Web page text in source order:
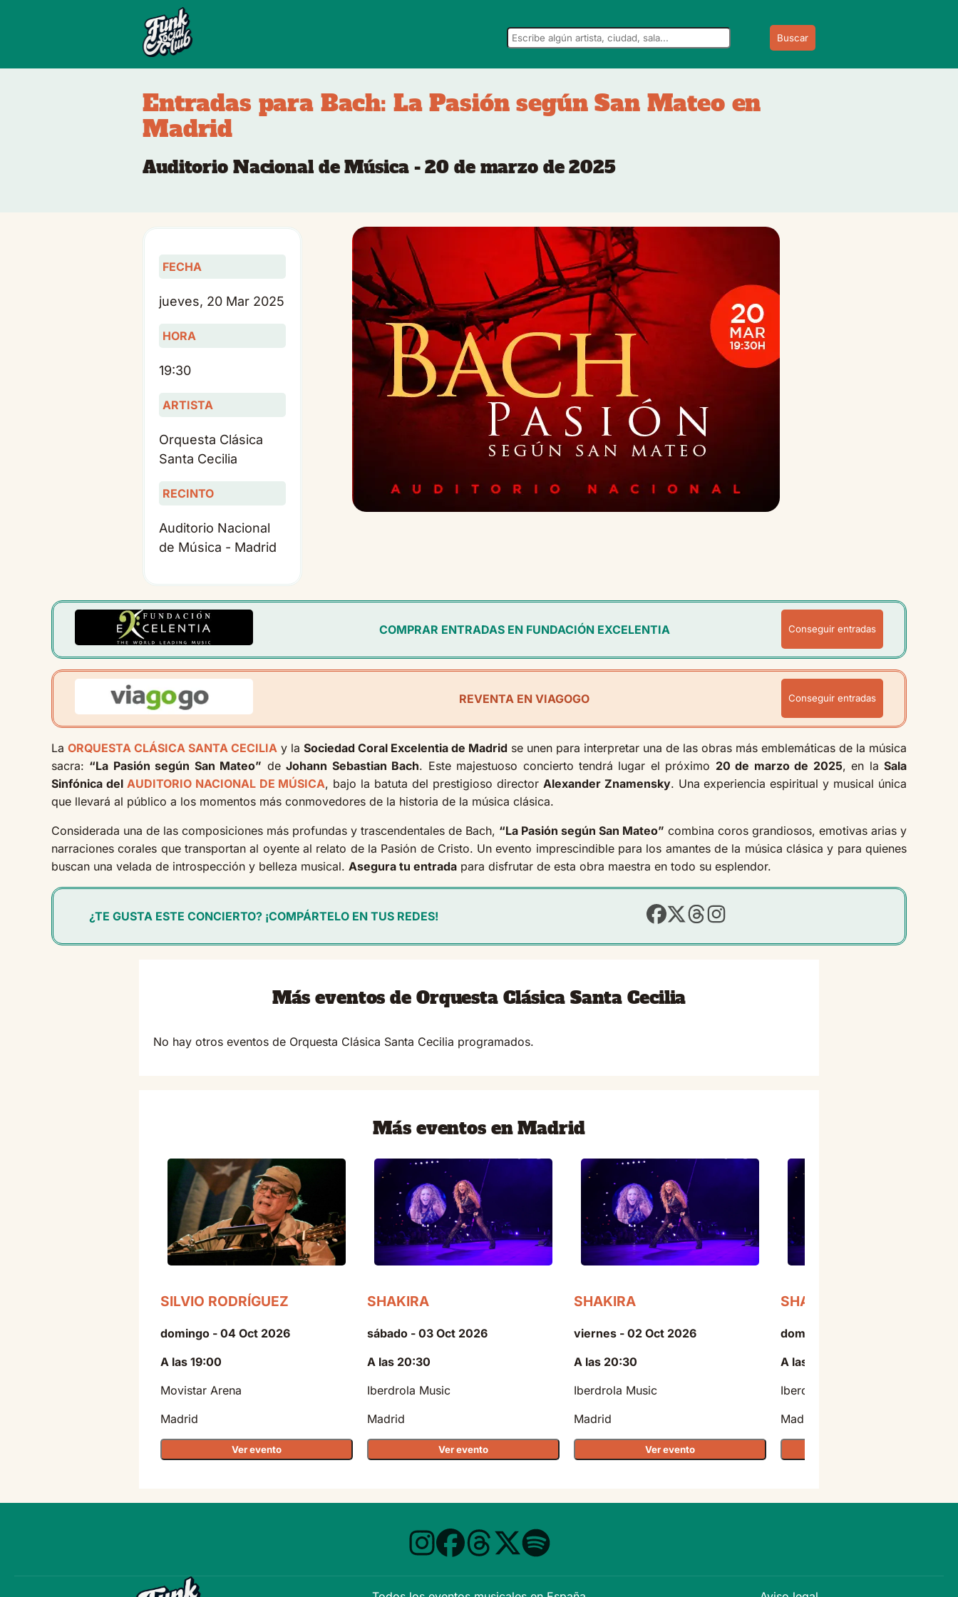
Buscar
Entradas para Bach: La Pasión según San Mateo en
Madrid
Auditorio Nacional de Música - 20 de marzo de 2025
FECHA
jueves, 20 Mar 2025
HORA
19:30
ARTISTA
Orquesta Clásica
Santa Cecilia
RECINTO
Auditorio Nacional
de Música - Madrid
COMPRAR ENTRADAS EN FUNDACIÓN EXCELENTIA Conseguir entradas
REVENTA EN VIAGOGO Conseguir entradas
La ORQUESTA CLÁSICA SANTA CECILIA y la Sociedad Coral Excelentia de Madrid se unen para interpretar una de las obras más emblemáticas de la música
sacra: “La Pasión según San Mateo” deJohann Sebastian Bach. Este majestuoso concierto tendrá lugar el próximo 20 de marzo de 2025, en laSala
Sinfónica del AUDITORIO NACIONAL DE MÚSICA, bajo la batuta del prestigioso director Alexander Znamensky. Una experiencia espiritual y musical única
que llevará al público a los momentos más conmovedores de la historia de la música clásica.
Considerada una de las composiciones más profundas y trascendentales de Bach, “La Pasión según San Mateo” combina coros grandiosos, emotivas arias y
narraciones corales que transportan al oyente al relato de la Pasión de Cristo. Un evento imprescindible para los amantes de la música clásica y para quienes
buscan una velada de introspección y belleza musical. Asegura tu entrada para disfrutar de esta obra maestra en todo su esplendor.
¿TE GUSTA ESTE CONCIERTO? ¡COMPÁRTELO EN TUS REDES!
Más eventos de Orquesta Clásica Santa Cecilia
No hay otros eventos de Orquesta Clásica Santa Cecilia programados.
Más eventos en Madrid
SILVIO RODRÍGUEZ
domingo - 04 Oct 2026
A las 19:00
Movistar Arena
Madrid
Ver evento
SHAKIRA
sábado - 03 Oct 2026
A las 20:30
Iberdrola Music
Madrid
Ver evento
SHAKIRA
viernes - 02 Oct 2026
A las 20:30
Iberdrola Music
Madrid
Ver evento
SHAKIRA
domingo - 11 Oct 2026
A las 20:30
Iberdrola Music
Madrid